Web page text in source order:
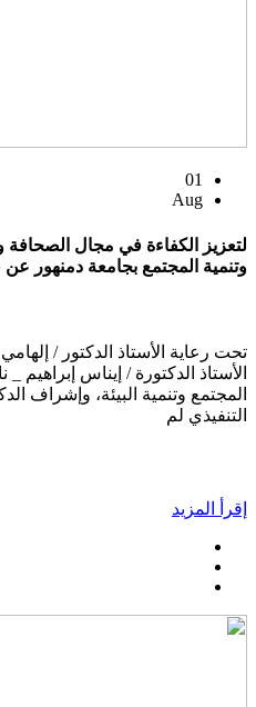
01
Aug
لتعزيز الكفاءة في مجال الصحافة
وتنمية المجتمع بجامعة دمنهور
الأستاذ الدكتورة / إيناس
المجتمع وتنمية البيئة، وإشراف
التنفيذي لم
إقرأ المزيد